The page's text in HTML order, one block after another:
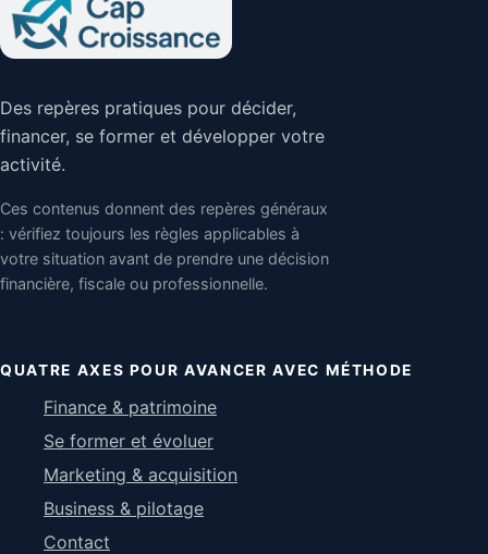
Des repères pratiques pour décider,
financer, se former et développer votre
activité.
Ces contenus donnent des repères généraux
: vérifiez toujours les règles applicables à
votre situation avant de prendre une décision
financière, fiscale ou professionnelle.
QUATRE AXES POUR AVANCER AVEC MÉTHODE
Finance & patrimoine
Se former et évoluer
Marketing & acquisition
Business & pilotage
Contact